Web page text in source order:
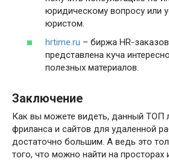
юридическому вопросу или
юристом.
hrtime.ru – биржа HR-
представлена куча
полезных материалов.
Заключение
Как вы можете видеть, данный ТОП
фриланса и сайтов для удаленной
достаточно большим. А ведь это
того, что можно найти на просторах